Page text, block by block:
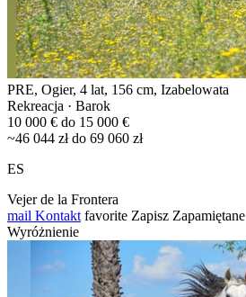
PRE, Ogier, 4 lat, 156 cm, Izabelowata
Rekreacja · Barok
10 000 € do 15 000 €
~46 044 zł do 69 060 zł
ES
Vejer de la Frontera
mail Kontakt favorite Zapisz Zapamiętane
Wyróżnienie